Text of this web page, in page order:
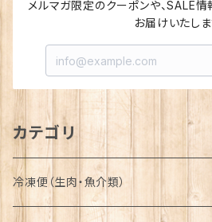
メルマガ限定のクーポンや、SALE情
お届けいたし
カテゴリ
冷凍便（生肉・魚介類）